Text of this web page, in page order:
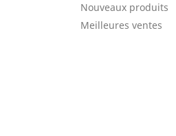
Nouveaux produits
Meilleures ventes